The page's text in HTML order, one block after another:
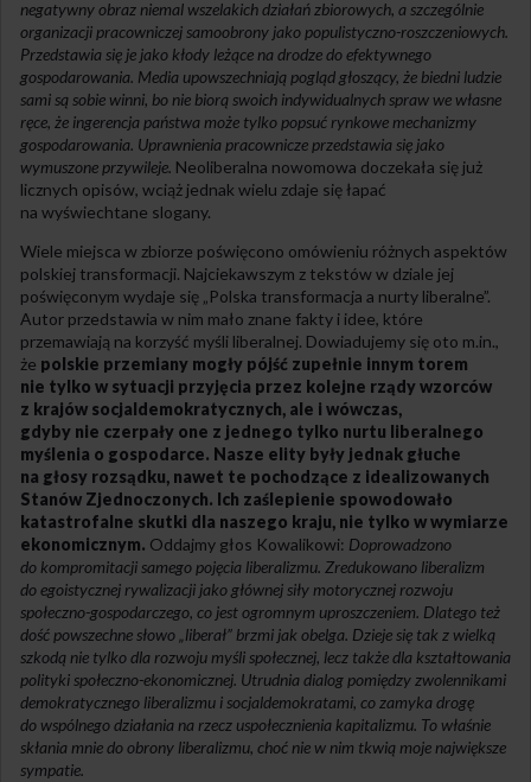
negatywny obraz niemal wszelakich działań zbiorowych, a szczególnie
organizacji pracowniczej samoobrony jako populistyczno-roszczeniowych.
Przedstawia się je jako kłody leżące na drodze do efektywnego
gospodarowania. Media upowszechniają pogląd głoszący, że biedni ludzie
sami są sobie winni, bo nie biorą swoich indywidualnych spraw we własne
ręce, że ingerencja państwa może tylko popsuć rynkowe mechanizmy
gospodarowania. Uprawnienia pracownicze przedstawia się jako
wymuszone przywileje. Neoliberalna nowomowa doczekała się już
licznych opisów, wciąż jednak wielu zdaje się łapać
na wyświechtane slogany.
Wiele miejsca w zbiorze poświęcono omówieniu różnych aspektów
polskiej transformacji. Najciekawszym z tekstów w dziale jej
poświęconym wydaje się „Polska transformacja a nurty liberalne”.
Autor przedstawia w nim mało znane fakty i idee, które
przemawiają na korzyść myśli liberalnej. Dowiadujemy się oto m.in.,
że polskie przemiany mogły pójść zupełnie innym torem
nie tylko w sytuacji przyjęcia przez kolejne rządy wzorców
z krajów socjaldemokratycznych, ale i wówczas,
gdyby nie czerpały one z jednego tylko nurtu liberalnego
myślenia o gospodarce. Nasze elity były jednak głuche
na głosy rozsądku, nawet te pochodzące z idealizowanych
Stanów Zjednoczonych. Ich zaślepienie spowodowało
katastrofalne skutki dla naszego kraju, nie tylko w wymiarze
ekonomicznym. Oddajmy głos Kowalikowi: Doprowadzono
do kompromitacji samego pojęcia liberalizmu. Zredukowano liberalizm
do egoistycznej rywalizacji jako głównej siły motorycznej rozwoju
społeczno-gospodarczego, co jest ogromnym uproszczeniem. Dlatego też
dość powszechne słowo „liberał” brzmi jak obelga. Dzieje się tak z wielką
szkodą nie tylko dla rozwoju myśli społecznej, lecz także dla kształtowania
polityki społeczno-ekonomicznej. Utrudnia dialog pomiędzy zwolennikami
demokratycznego liberalizmu i socjaldemokratami, co zamyka drogę
do wspólnego działania na rzecz uspołecznienia kapitalizmu. To właśnie
skłania mnie do obrony liberalizmu, choć nie w nim tkwią moje największe
sympatie.